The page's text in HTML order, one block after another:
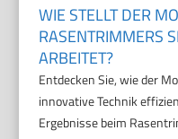
WIE STELLT DER
RASENTRIMMERS
ARBEITET?
Entdecken Sie, wie der
innovative Technik
Ergebnisse beim